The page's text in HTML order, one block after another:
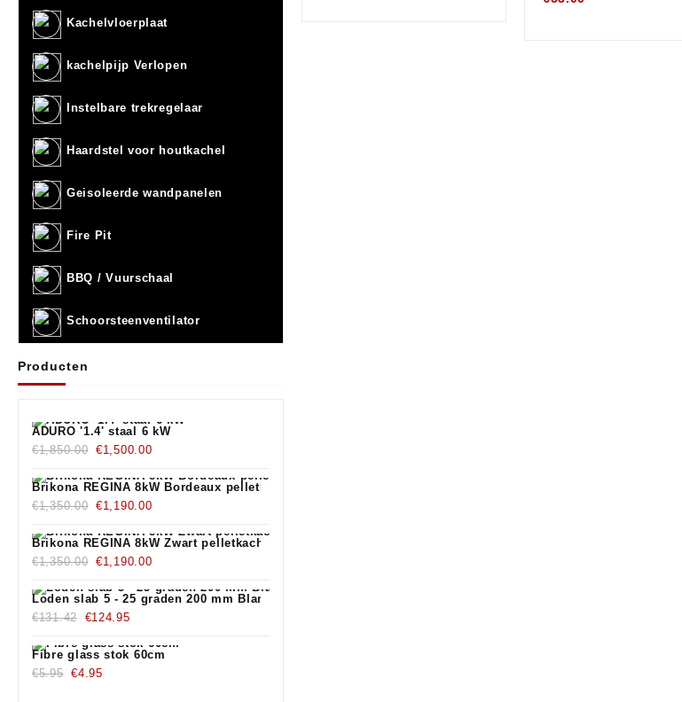
Kachelvloerplaat
kachelpijp Verlopen
Instelbare trekregelaar
Haardstel voor houtkachel
Geisoleerde wandpanelen
Fire Pit
BBQ / Vuurschaal
Schoorsteenventilator
Producten
ADURO '1.4' staal 6 kW
€1,850.00 €1,500.00
Brikona REGINA 8kW Bordeaux pelletkachel
€1,350.00 €1,190.00
Brikona REGINA 8kW Zwart pelletkachel
€1,350.00 €1,190.00
Loden slab 5 - 25 graden 200 mm Blank
€131.42 €124.95
Fibre glass stok 60cm
€5.95 €4.95